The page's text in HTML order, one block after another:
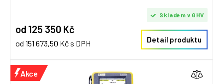
od 125 350 Kč
od 151 673,50 Kč s DPH
Skladem v GHV
Detail produktu
Akce